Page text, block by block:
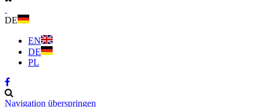
DE
EN
DE
PL
Navigation überspringen